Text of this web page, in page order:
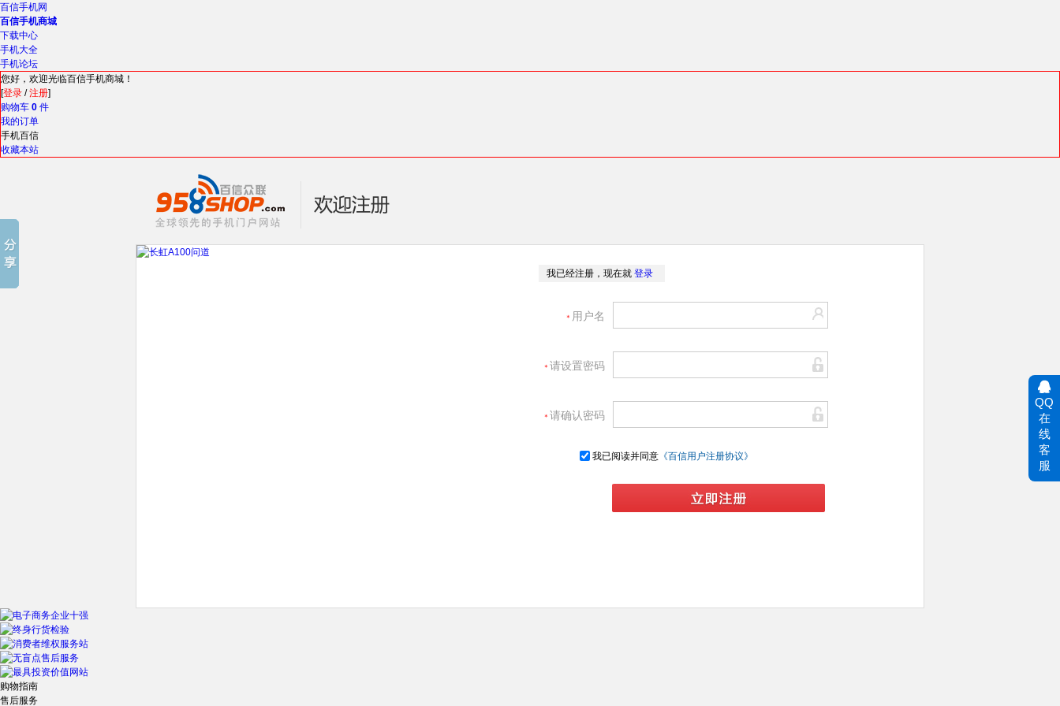
百信手机网
百信手机商城
下载中心
手机大全
手机论坛
您好，欢迎光临百信手机商城！
[登录 /注册]
购物车 0 件
我的订单
手机百信
收藏本站
我已经注册，现在就 登录
＊ 用户名
＊ 请设置密码
＊ 请确认密码
我已阅读并同意《百信用户注册协议》
购物指南
售后服务
QQ
在
线
客
服